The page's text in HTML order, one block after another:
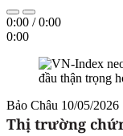
0:00 /0:00
0:00
Bảo Châu 10/05/2026
Thị trường